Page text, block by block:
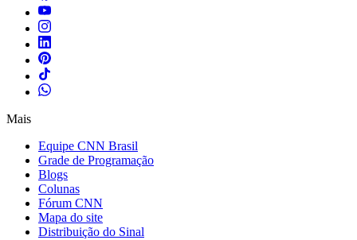
Mais
Equipe CNN Brasil
Grade de Programação
Blogs
Colunas
Fórum CNN
Mapa do site
Distribuição do Sinal